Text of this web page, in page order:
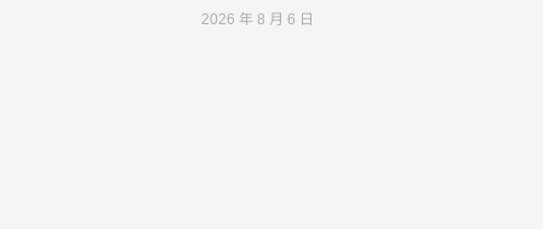
2026 年 8 月 6 日